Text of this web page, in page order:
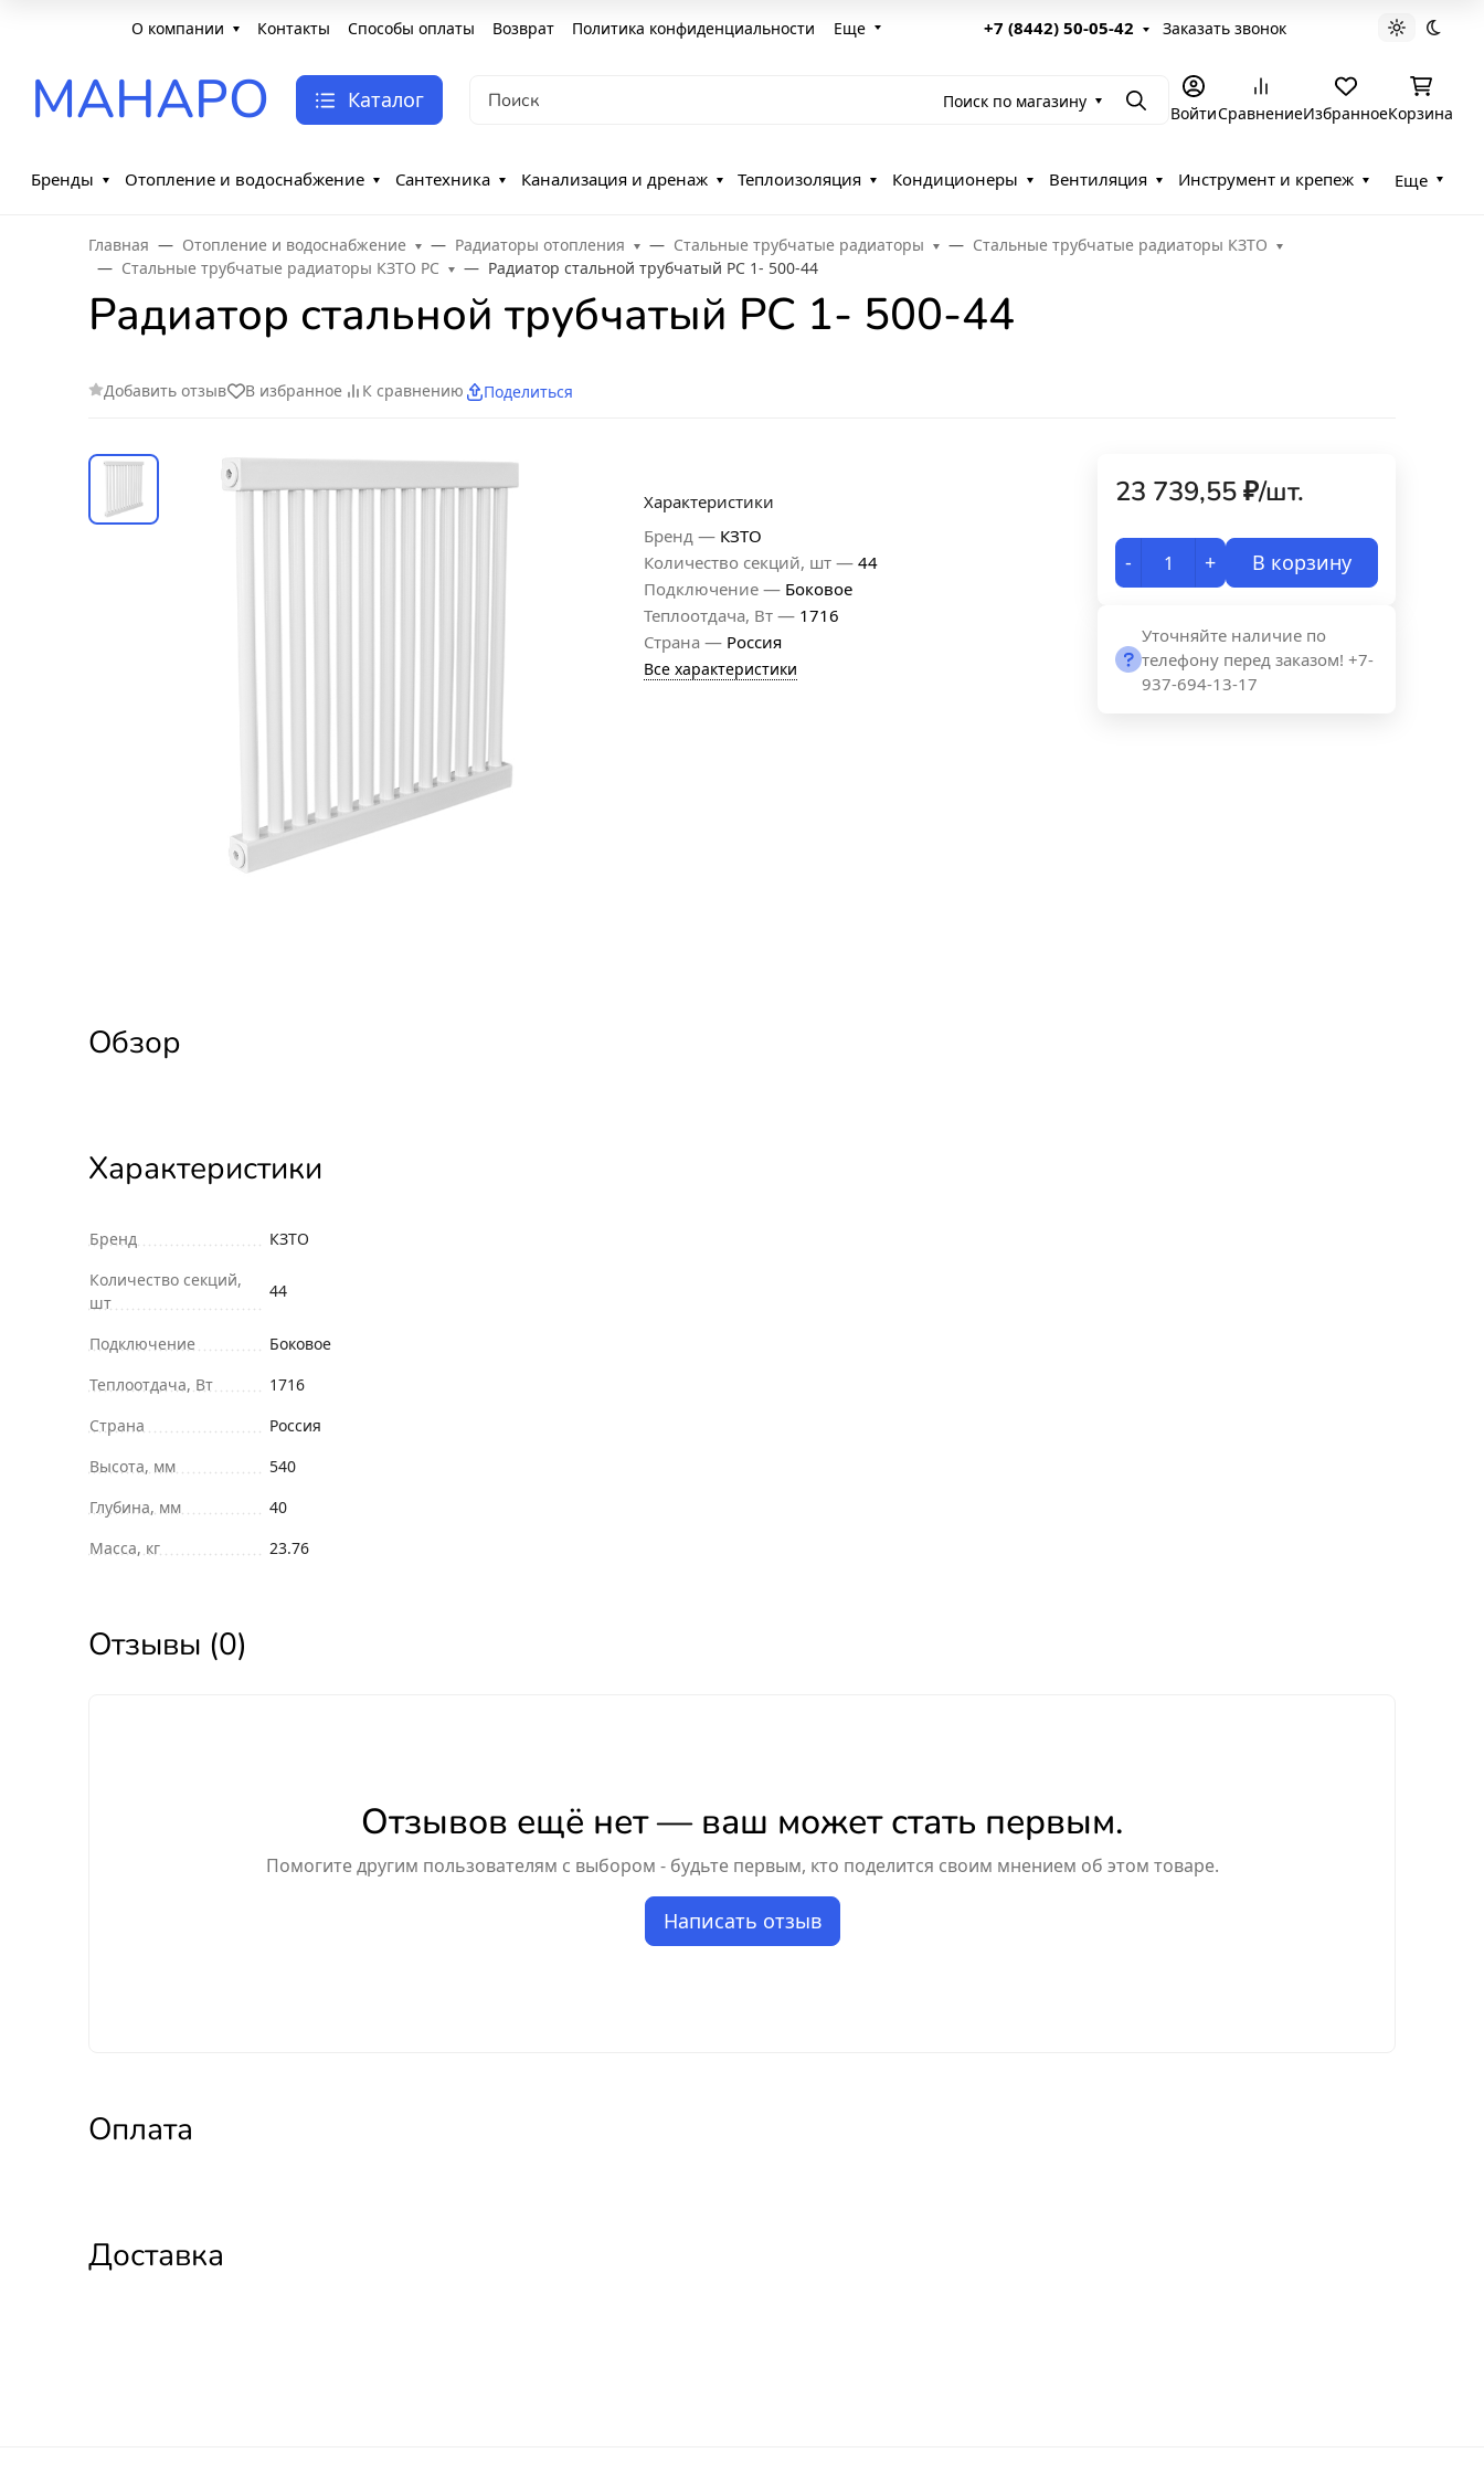
О компании Контакты Способы оплаты Возврат Политика конфиденциальности Еще +7 (8442) 50-05-42 Заказать звонок Светлая
МАНАРО Каталог Поиск по магазину ПоискВойтиСравнениеИзбранноеКорзина
Бренды Отопление и водоснабжение Сантехника Канализация и дренаж Теплоизоляция Кондиционеры Вентиляция Инструмент и крепеж Еще
Главная Отопление и водоснабжение Радиаторы отопления Стальные трубчатые радиаторы
Стальные трубчатые радиаторы КЗТО
Стальные трубчатые радиаторы КЗТО РС
Радиатор стальной трубчатый РС 1- 500-44
Радиатор стальной трубчатый РС 1- 500-44
Добавить отзыв В избранное К сравнению Поделиться
Характеристики
Бренд — КЗТО
Количество секций, шт — 44
Подключение — Боковое
Теплоотдача, Вт — 1716
Страна — Россия
Все характеристики
23 739,55₽/шт.
- + В корзину
Уточняйте наличие по
телефону перед заказом! +7-
937-694-13-17
Обзор
Характеристики
Бренд
КЗТО
Количество секций,
шт
44
Подключение
Боковое
Теплоотдача, Вт
1716
Страна
Россия
Высота, мм
540
Глубина, мм
40
Масса, кг
23.76
Отзывы (0)
Отзывов ещё нет — ваш может стать первым.
Помогите другим пользователям с выбором - будьте первым, кто поделится своим мнением об этом товаре.
Написать отзыв
Оплата
Доставка